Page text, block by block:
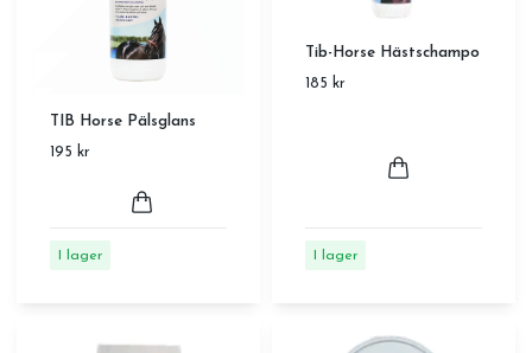
TIB Horse Pälsglans
195 kr
I lager
Tib-Horse Hästschampo
185 kr
I lager